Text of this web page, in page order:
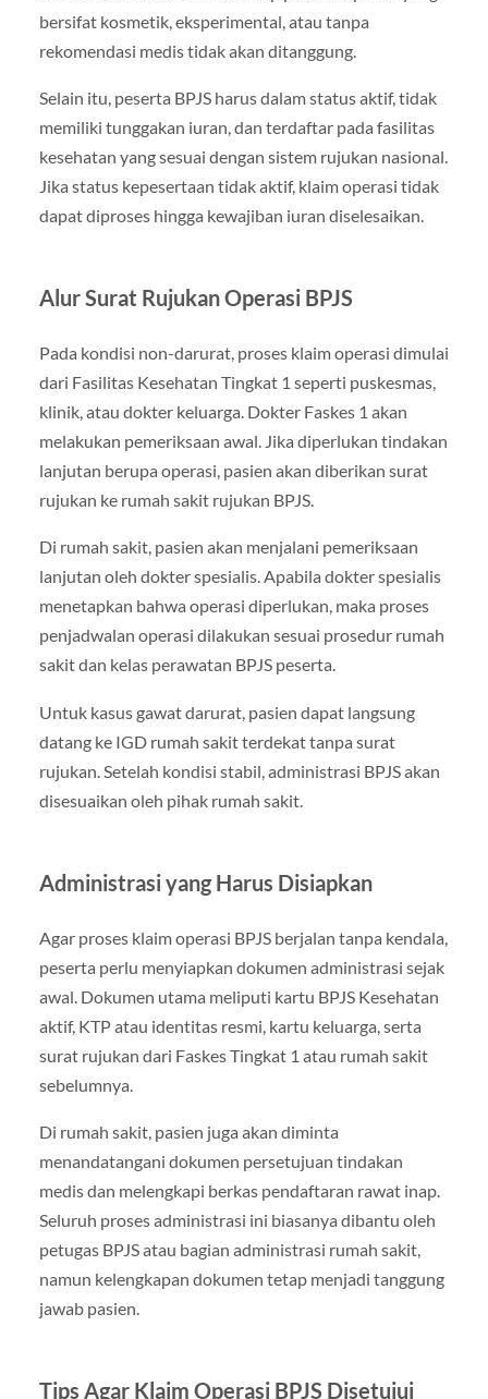
bersifat kosmetik, eksperimental, atau tanpa
rekomendasi medis tidak akan ditanggung.
Selain itu, peserta BPJS harus dalam status aktif, tidak
memiliki tunggakan iuran, dan terdaftar pada fasilitas
kesehatan yang sesuai dengan sistem rujukan nasional.
Jika status kepesertaan tidak aktif, klaim operasi tidak
dapat diproses hingga kewajiban iuran diselesaikan.
Alur Surat Rujukan Operasi BPJS
Pada kondisi non-darurat, proses klaim operasi dimulai
dari Fasilitas Kesehatan Tingkat 1 seperti puskesmas,
klinik, atau dokter keluarga. Dokter Faskes 1 akan
melakukan pemeriksaan awal. Jika diperlukan tindakan
lanjutan berupa operasi, pasien akan diberikan surat
rujukan ke rumah sakit rujukan BPJS.
Di rumah sakit, pasien akan menjalani pemeriksaan
lanjutan oleh dokter spesialis. Apabila dokter spesialis
menetapkan bahwa operasi diperlukan, maka proses
penjadwalan operasi dilakukan sesuai prosedur rumah
sakit dan kelas perawatan BPJS peserta.
Untuk kasus gawat darurat, pasien dapat langsung
datang ke IGD rumah sakit terdekat tanpa surat
rujukan. Setelah kondisi stabil, administrasi BPJS akan
disesuaikan oleh pihak rumah sakit.
Administrasi yang Harus Disiapkan
Agar proses klaim operasi BPJS berjalan tanpa kendala,
peserta perlu menyiapkan dokumen administrasi sejak
awal. Dokumen utama meliputi kartu BPJS Kesehatan
aktif, KTP atau identitas resmi, kartu keluarga, serta
surat rujukan dari Faskes Tingkat 1 atau rumah sakit
sebelumnya.
Di rumah sakit, pasien juga akan diminta
menandatangani dokumen persetujuan tindakan
medis dan melengkapi berkas pendaftaran rawat inap.
Seluruh proses administrasi ini biasanya dibantu oleh
petugas BPJS atau bagian administrasi rumah sakit,
namun kelengkapan dokumen tetap menjadi tanggung
jawab pasien.
Tips Agar Klaim Operasi BPJS Disetujui